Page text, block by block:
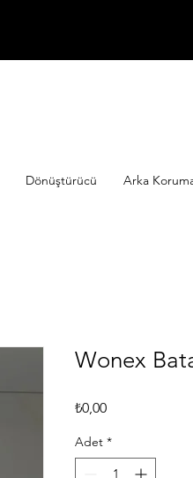
Dönüştürücü Arka Koruma
Wonex
₺0,00Fiyat
Adet *